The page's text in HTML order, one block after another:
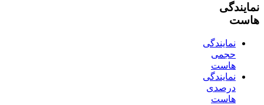
نمایندگی
هاست
نمایندگی
حجمی
هاست
نمایندگی
درصدی
هاست